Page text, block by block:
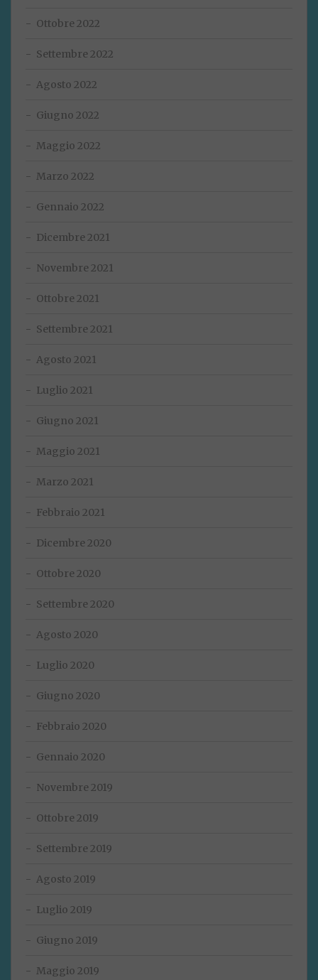
Ottobre 2022
Settembre 2022
Agosto 2022
Giugno 2022
Maggio 2022
Marzo 2022
Gennaio 2022
Dicembre 2021
Novembre 2021
Ottobre 2021
Settembre 2021
Agosto 2021
Luglio 2021
Giugno 2021
Maggio 2021
Marzo 2021
Febbraio 2021
Dicembre 2020
Ottobre 2020
Settembre 2020
Agosto 2020
Luglio 2020
Giugno 2020
Febbraio 2020
Gennaio 2020
Novembre 2019
Ottobre 2019
Settembre 2019
Agosto 2019
Luglio 2019
Giugno 2019
Maggio 2019